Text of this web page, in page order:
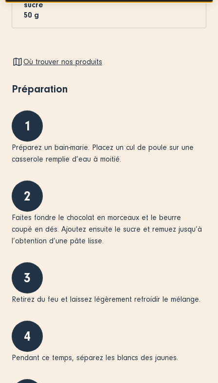
sucre
50 g
Où trouver nos produits
Préparation
1
Préparez un bain-marie. Placez un cul de poule sur une
casserole remplie d’eau à moitié.
2
Faites fondre le chocolat en morceaux et le beurre
coupé en dés. Ajoutez ensuite le sucre et remuez jusqu’à
l’obtention d’une pâte lisse.
3
Retirez du feu et laissez légèrement refroidir le mélange.
4
Pendant ce temps, séparez les blancs des jaunes.